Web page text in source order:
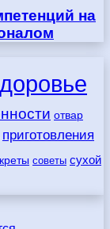
на
отвар
приготовления
советы сухой